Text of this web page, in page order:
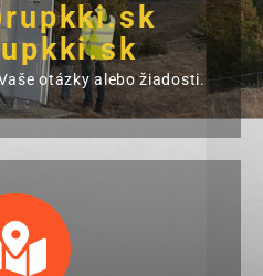
otázky alebo žiadosti.